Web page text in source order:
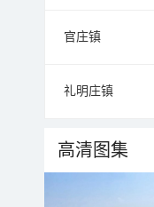
官庄镇
礼明庄镇
高清图集